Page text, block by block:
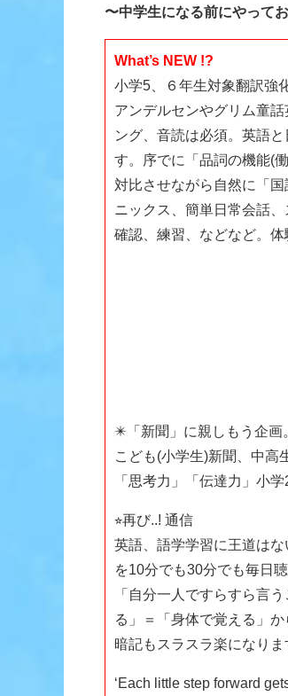
〜中学生になる前にやって
What’s NEW !?
小学5、６年生対象翻訳強
アンデルセンやグリム童
ング、音読は必須。英語
す。序でに「品詞の機能(
対比させながら自然に「
ニックス、簡単日常会話
確認、練習、などなど。体
✴️「新聞」に親しもう企画
こども(小学生)新聞、中高
「思考力」「伝達力」小
⭐︎再び..! 通信
英語、語学学習に王道は
を10分でも30分でも毎日
「自分一人ですらすら言
る」＝「身体で覚える」か
暗記もスラスラ楽になりま
‘Each little step forward